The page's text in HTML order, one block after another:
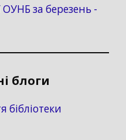
ОУНБ за березень -
блоги
бібліотеки